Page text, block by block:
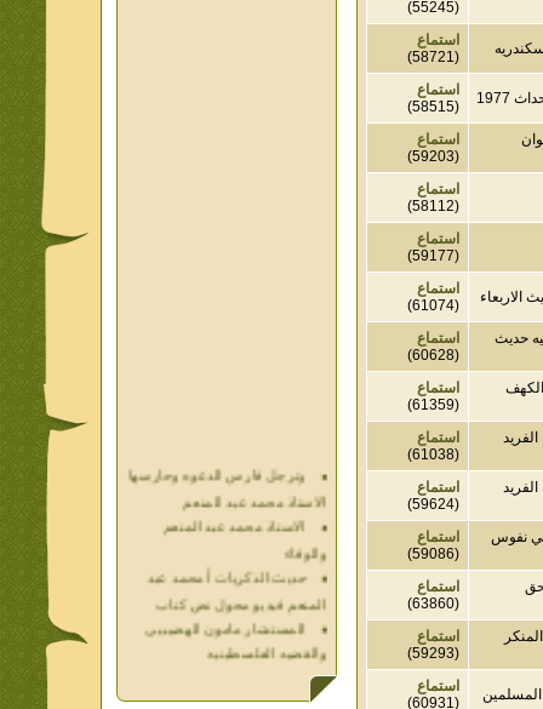
استماع
استماع
(58515)
استماع
استماع
استماع
استماع
استماع
استماع
استماع
استماع
نفوس
استماع
استماع
استماع
استماع
الاستاذ محمد عبد المنعم
المنعم فيديو محول نص كتاب
المستشار مامون الهضيبيى
والقضيه الفلسطينيه
العداله الغائبه 1000 شهيد
العداله الغائبه ( الدرع الواقى )